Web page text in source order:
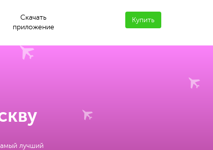
Скачать
приложение
Купить
лучший